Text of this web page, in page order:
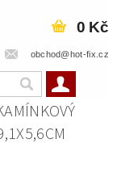
obchod@hot-fix.cz
0 Kč